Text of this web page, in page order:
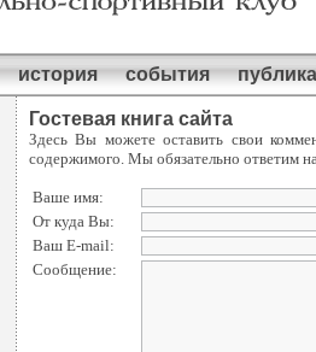
история события
Гостевая книга сайта
Здесь Вы можете оставить свои
содержимого. Мы обязательно ответим
Ваше имя:
От куда Вы:
Ваш E-mail:
Сообщение: